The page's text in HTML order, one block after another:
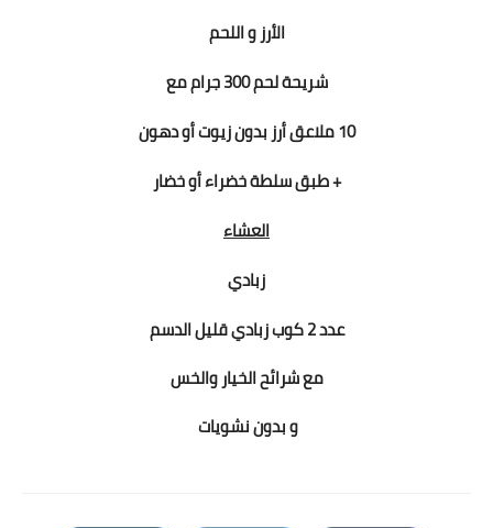
الأرز و اللحم
شريحة لحم 300 جرام مع
10 ملاعق أرز بدون زيوت أو دهون
+ طبق سلطة خضراء أو خضار
العشاء
زبادي
عدد 2 كوب زبادي قليل الدسم
مع شرائح الخيار والخس
و بدون نشويات